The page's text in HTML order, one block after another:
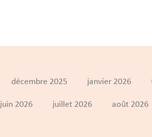
décembre 2025 janvier 2026
juin 2026 juillet 2026 août 2026